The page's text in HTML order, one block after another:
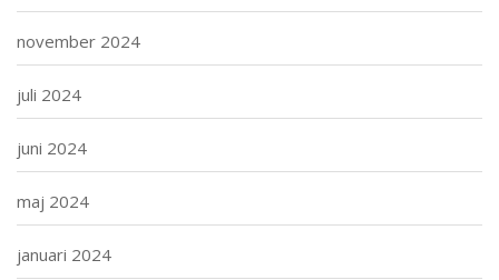
november 2024
juli 2024
juni 2024
maj 2024
januari 2024